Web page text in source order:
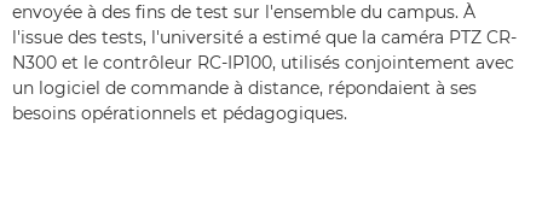
envoyée à des fins de test sur l'ensemble du campus. À
l'issue des tests, l'université a estimé que la caméra PTZ CR-
N300 et le contrôleur RC-IP100, utilisés conjointement avec
un logiciel de commande à distance, répondaient à ses
besoins opérationnels et pédagogiques.